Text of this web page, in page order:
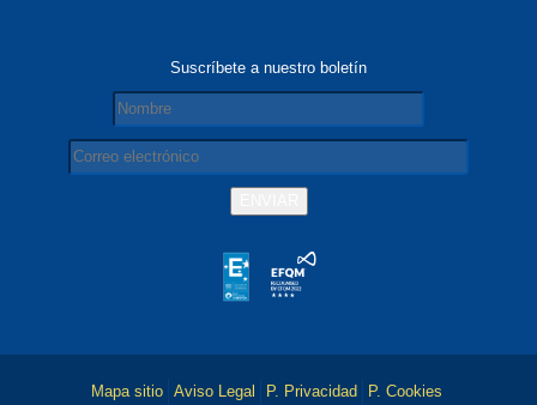
Suscríbete a nuestro boletín
Mapa sitio Aviso Legal P. Privacidad P. Cookies